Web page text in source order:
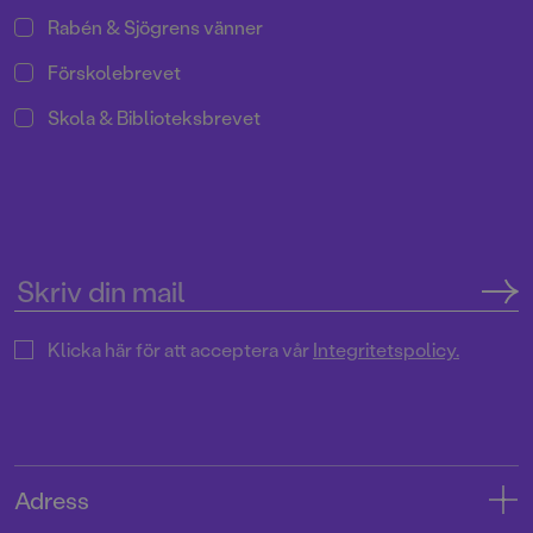
Rabén & Sjögrens vänner
Förskolebrevet
Skola & Biblioteksbrevet
Klicka här för att acceptera vårIntegritetspolicy.
Adress